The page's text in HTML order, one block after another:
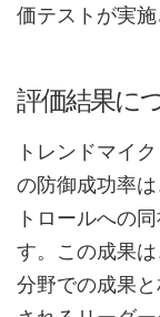
価テストが実施
評価結果に
トレンドマイ
の防御成功率
トロールへの
す。この成果
分野での成果